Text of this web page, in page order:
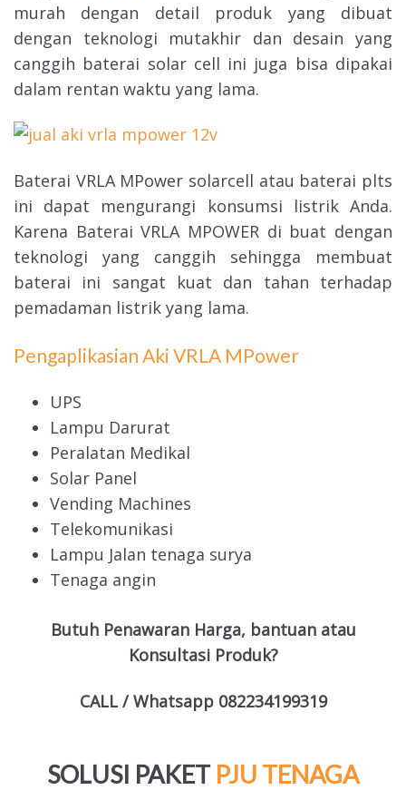
murah dengan detail produk yang dibuat
dengan teknologi mutakhir dan desain yang
canggih baterai solar cell ini juga bisa dipakai
dalam rentan waktu yang lama.
Baterai VRLA MPower solarcell atau baterai plts
ini dapat mengurangi konsumsi listrik Anda.
Karena Baterai VRLA MPOWER di buat dengan
teknologi yang canggih sehingga membuat
baterai ini sangat kuat dan tahan terhadap
pemadaman listrik yang lama.
Pengaplikasian Aki VRLA MPower
UPS
Lampu Darurat
Peralatan Medikal
Solar Panel
Vending Machines
Telekomunikasi
Lampu Jalan tenaga surya
Tenaga angin
Butuh Penawaran Harga, bantuan atau
Konsultasi Produk?
CALL / Whatsapp 082234199319
SOLUSI PAKET PJU TENAGA